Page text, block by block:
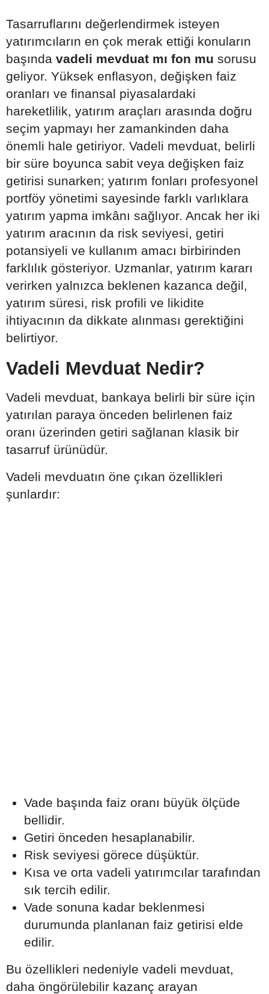
Tasarruflarını değerlendirmek isteyen
yatırımcıların en çok merak ettiği konuların
başında vadeli mevduat mı fon mu sorusu
geliyor. Yüksek enflasyon, değişken faiz
oranları ve finansal piyasalardaki
hareketlilik, yatırım araçları arasında doğru
seçim yapmayı her zamankinden daha
önemli hale getiriyor. Vadeli mevduat, belirli
bir süre boyunca sabit veya değişken faiz
getirisi sunarken; yatırım fonları profesyonel
portföy yönetimi sayesinde farklı varlıklara
yatırım yapma imkânı sağlıyor. Ancak her iki
yatırım aracının da risk seviyesi, getiri
potansiyeli ve kullanım amacı birbirinden
farklılık gösteriyor. Uzmanlar, yatırım kararı
verirken yalnızca beklenen kazanca değil,
yatırım süresi, risk profili ve likidite
ihtiyacının da dikkate alınması gerektiğini
belirtiyor.
Vadeli Mevduat Nedir?
Vadeli mevduat, bankaya belirli bir süre için
yatırılan paraya önceden belirlenen faiz
oranı üzerinden getiri sağlanan klasik bir
tasarruf ürünüdür.
Vadeli mevduatın öne çıkan özellikleri
şunlardır:
Vade başında faiz oranı büyük ölçüde
bellidir.
Getiri önceden hesaplanabilir.
Risk seviyesi görece düşüktür.
Kısa ve orta vadeli yatırımcılar tarafından
sık tercih edilir.
Vade sonuna kadar beklenmesi
durumunda planlanan faiz getirisi elde
edilir.
Bu özellikleri nedeniyle vadeli mevduat,
daha öngörülebilir kazanç arayan